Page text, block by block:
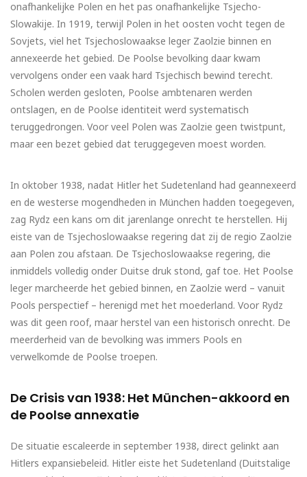
onafhankelijke Polen en het pas onafhankelijke Tsjecho-
Slowakije. In 1919, terwijl Polen in het oosten vocht tegen de
Sovjets, viel het Tsjechoslowaakse leger Zaolzie binnen en
annexeerde het gebied. De Poolse bevolking daar kwam
vervolgens onder een vaak hard Tsjechisch bewind terecht.
Scholen werden gesloten, Poolse ambtenaren werden
ontslagen, en de Poolse identiteit werd systematisch
teruggedrongen. Voor veel Polen was Zaolzie geen twistpunt,
maar een bezet gebied dat teruggegeven moest worden.
In oktober 1938, nadat Hitler het Sudetenland had geannexeerd
en de westerse mogendheden in München hadden toegegeven,
zag Rydz een kans om dit jarenlange onrecht te herstellen. Hij
eiste van de Tsjechoslowaakse regering dat zij de regio Zaolzie
aan Polen zou afstaan. De Tsjechoslowaakse regering, die
inmiddels volledig onder Duitse druk stond, gaf toe. Het Poolse
leger marcheerde het gebied binnen, en Zaolzie werd – vanuit
Pools perspectief – herenigd met het moederland. Voor Rydz
was dit geen roof, maar herstel van een historisch onrecht. De
meerderheid van de bevolking was immers Pools en
verwelkomde de Poolse troepen.
De Crisis van 1938: Het München-akkoord en
de Poolse annexatie
De situatie escaleerde in september 1938, direct gelinkt aan
Hitlers expansiebeleid. Hitler eiste het Sudetenland (Duitstalige